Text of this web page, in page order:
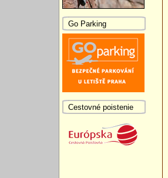
Go Parking
Cestovné poistenie